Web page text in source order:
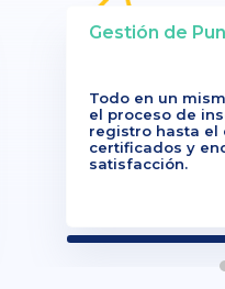
Gestión de
Todo en un
el proceso de
registro hasta el
certificados y
satisfacción.